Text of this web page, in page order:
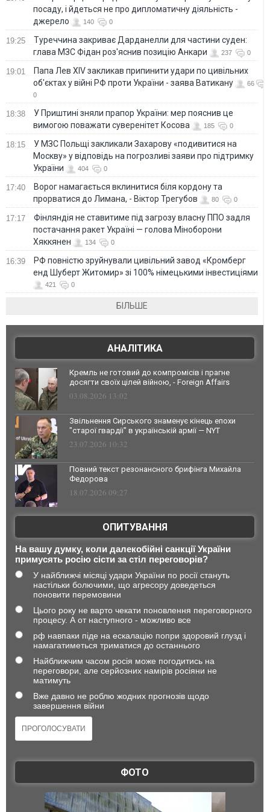
посаду, і йдеться не про дипломатичну діяльність -
джерело
140 0
19:25
Туреччина закриває Дарданелли для частини суден:
глава МЗС Фідан роз'яснив позицію Анкари
237 0
19:01
Папа Лев XIV закликав припинити удари по цивільних
об'єктах у війні РФ проти України - заява Ватикану
66
0
18:38
У Приштині зняли прапор України: мер пояснив це
вимогою поважати суверенітет Косова
185 0
18:15
У МЗС Польщі закликали Захарову «подивитися на
Москву» у відповідь на погрозливі заяви про підтримку
України
404 0
17:40
Ворог намагається вклинитися біля кордону та
прорватися до Лимана, - Віктор Трегубов
80 0
17:17
Фінляндія не ставитиме під загрозу власну ППО задля
постачання ракет Україні — голова Міноборони
Хяккянен
134 0
16:39
РФ повністю зруйнували цивільний завод «Кромберг
енд Шуберт Житомир» зі 100% німецькими інвестиціями
421 0
БІЛЬШЕ
АНАЛІТИКА
Кремль не готовий до компромісів і прагне
досягти своїх цілей війною, - Foreign Affairs
03.08.2026 13:02
Звільнення Сирського знаменує кінець епохи
"старої гвардії" в українській армії — NYT
23.07.2026 10:32
Повний текст резонансного брифінга Михайла
Федорова
18.07.2026 09:27
ОПИТУВАННЯ
На вашу думку, коли далекобійні санкції України
примусять росію сісти за стіл переговорів?
У найближчі місяці удари України по росії стануть
настільки болючими, що агресору доведеться
поновити перемовини
Цього року не варто чекати поновлення переговорного
процесу. А от наступного - можливо все
рф навпаки піде на ескалацію попри здоровий глузд і
намагатиметься триматися до останнього
Найближчим часом росія може погодитись на
переговори, але серйозних намірів росіяни не
матимуть
Вже давно не роблю жодних прогнозів щодо
завершення війни
ФОТО